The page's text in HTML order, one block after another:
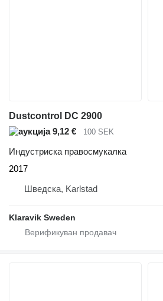
Dustcontrol DC 2900
9,12 €
100 SEK
Индустриска правосмукалка
2017
Шведска, Karlstad
Klaravik Sweden